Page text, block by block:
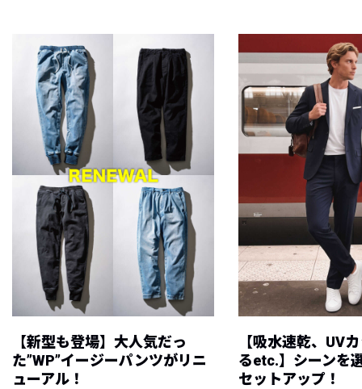
【新型も登場】大人気だっ
た”WP”イージーパンツがリニ
ューアル！
【吸水速乾、UV
るetc.】シーンを
セットアップ！